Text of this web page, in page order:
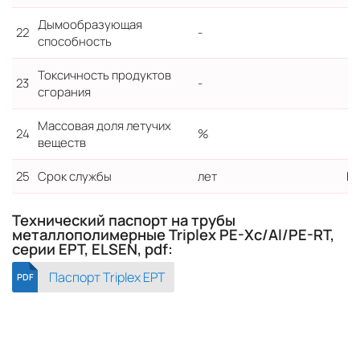
22 Дымообразующая
способность
-
23 Токсичность продуктов
сгорания
-
24 Массовая доля летучих
веществ
%
25 Срок службы лет
Технический паспорт на трубы
металлополимерные Triplex PE-Xc/Al/PE-RT,
серии EPT, ELSEN, pdf:
PDF Паспорт Triplex EPT